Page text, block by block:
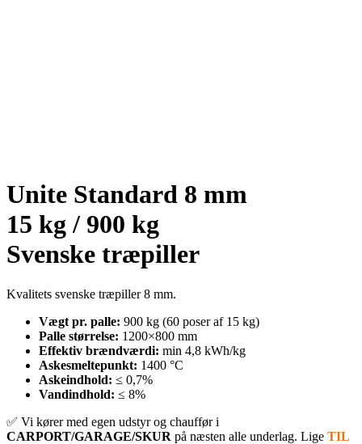
Unite Standard 8 mm
15 kg / 900 kg
Svenske træpiller
Kvalitets svenske træpiller 8 mm.
Vægt pr. palle: 900 kg (60 poser af 15 kg)
Palle størrelse: 1200×800 mm
Effektiv brændværdi: min 4,8 kWh/kg
Askesmeltepunkt: 1400 °C
Askeindhold: ≤ 0,7%
Vandindhold: ≤ 8%
✅ Vi kører med egen udstyr og chaufføri
CARPORT/GARAGE/SKUR på næsten alle underlag. Lige TIL